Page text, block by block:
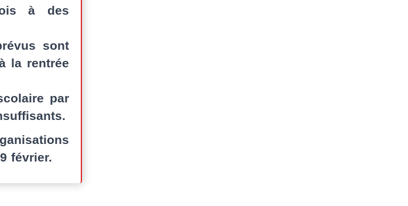
à des
sont
la rentrée
par
février.